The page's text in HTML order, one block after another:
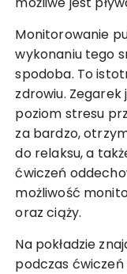
Monitorowanie
wykonaniu tego
spodoba. To
zdrowiu.
poziom stresu
za bardzo,
do relaksu, a
ćwiczeń
możliwość
oraz ciąży.
Na pokładzie
podczas ćwiczeń